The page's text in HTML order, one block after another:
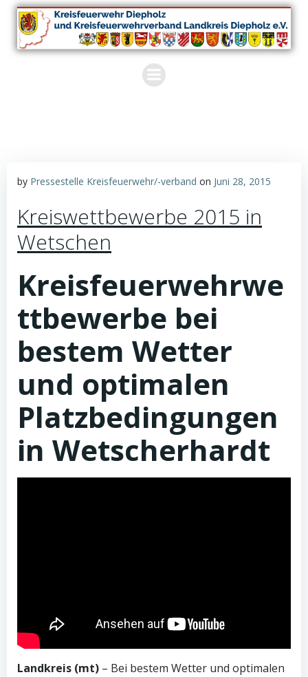
Zum
Inhalt
springen
by Pressestelle Kreisfeuerwehr/-verband on Juni 28, 2015
Kreiswettbewerbe 2015 in
Wetschen
Kreisfeuerwehrwe
ttbewerbe bei
bestem Wetter
und optimalen
Platzbedingungen
in Wetscherhardt
Landkreis (mt) – Bei bestem Wetter und optimalen